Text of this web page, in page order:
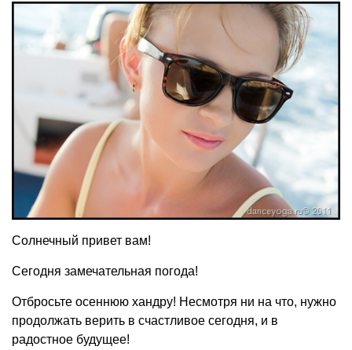
Солнечный привет вам!
Сегодня замечательная погода!
Отбросьте осеннюю хандру! Несмотря ни на что, нужно
продолжать верить в счастливое сегодня, и в
радостное будущее!